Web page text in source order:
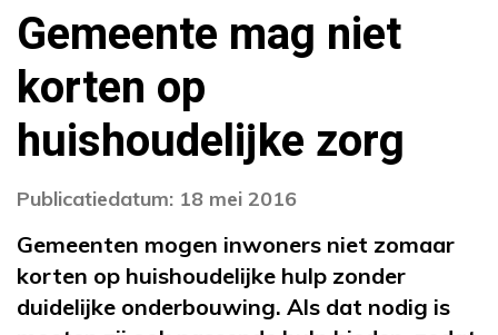
Gemeente mag niet
korten op
huishoudelijke zorg
Publicatiedatum: 18 mei 2016
Gemeenten mogen inwoners niet zomaar
korten op huishoudelijke hulp zonder
duidelijke onderbouwing. Als dat nodig is